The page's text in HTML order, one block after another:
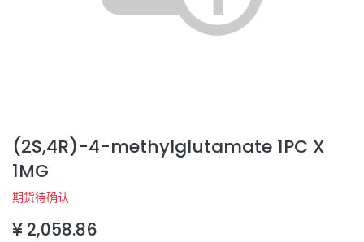
(2S,4R)-4-methylglutamate 1PC X
1MG
期货待确认
¥ 2,058.86